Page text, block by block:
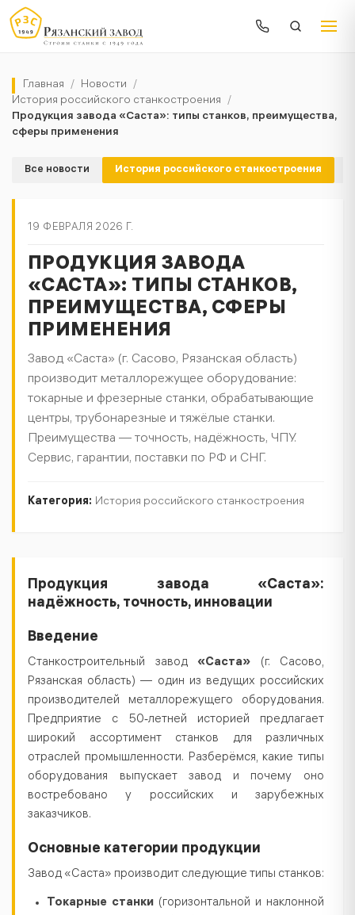
Главная / Новости /
История российского станкостроения /
Продукция завода «Саста»: типы станков, преимущества,
сферы применения
Все новости История российского станкостроения
19 ФЕВРАЛЯ 2026 Г.
ПРОДУКЦИЯ ЗАВОДА
«САСТА»: ТИПЫ СТАНКОВ,
ПРЕИМУЩЕСТВА, СФЕРЫ
ПРИМЕНЕНИЯ
Завод «Саста» (г. Сасово, Рязанская область)
производит металлорежущее оборудование:
токарные и фрезерные станки, обрабатывающие
центры, трубонарезные и тяжёлые станки.
Преимущества — точность, надёжность, ЧПУ.
Сервис, гарантии, поставки по РФ и СНГ.
Категория: История российского станкостроения
Текст
статьи
Продукция завода «Саста»:
надёжность, точность, инновации
Введение
Станкостроительный завод «Саста» (г. Сасово,
Рязанская область) — один из ведущих российских
производителей металлорежущего оборудования.
Предприятие с 50‑летней историей предлагает
широкий ассортимент станков для различных
отраслей промышленности. Разберёмся, какие типы
оборудования выпускает завод и почему оно
востребовано у российских и зарубежных
заказчиков.
Основные категории продукции
Завод «Саста» производит следующие типы станков:
Токарные станки (горизонтальной и наклонной